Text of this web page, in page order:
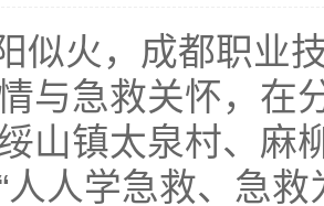
似火，成都职业
与急救关怀，在
山镇太泉村、麻
人人学急救、急